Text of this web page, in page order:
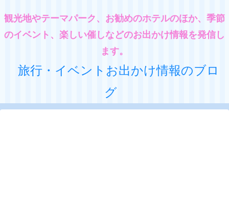
観光地やテーマパーク、お勧めのホテルのほか、季節
のイベント、楽しい催しなどのお出かけ情報を発信し
ます。
旅行・イベントお出かけ情報のブロ
グ